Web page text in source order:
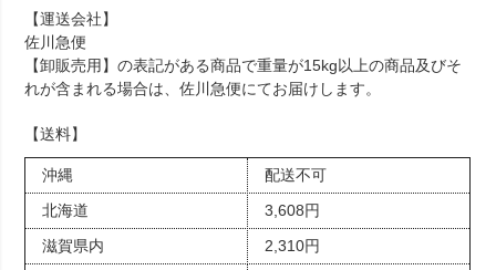
【運送会社】
佐川急便
【卸販売用】の表記がある商品で重量が15kg以上の商品及びそ
れが含まれる場合は、佐川急便にてお届けします。
【送料】
沖縄
配送不可
北海道
3,608円
滋賀県内
2,310円